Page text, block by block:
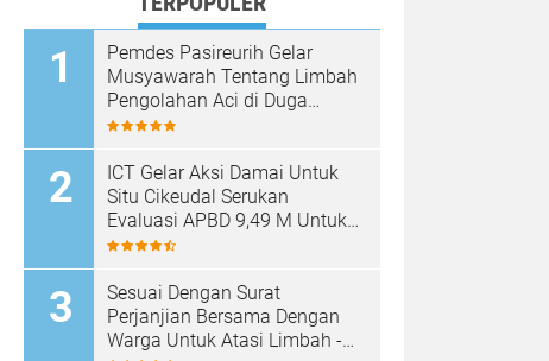
Pemdes Pasireurih Gelar
Musyawarah Tentang Limbah
Pengolahan Aci di Duga
Cemari Sungai Cisata
Sementara
ICT Gelar Aksi Damai Untuk
Situ Cikeudal Serukan
Evaluasi APBD 9,49 M Untuk
Skala Prioritaskan Kebutuhan
Sesuai Dengan Surat
Perjanjian Bersama Dengan
Warga Untuk Atasi Limbah -